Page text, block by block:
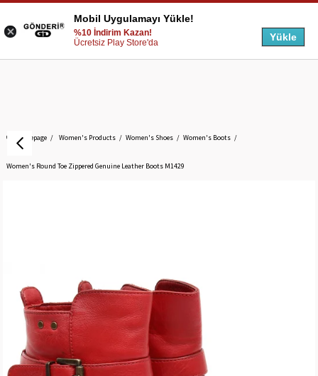
Homepage Women's Products Women's Shoes Women's Boots
Women's Round Toe Zippered Genuine Leather Boots M1429
Mobil Uygulamayı Yükle!
%10 İndirim Kazan!
Ücretsiz Play Store'da
Yükle